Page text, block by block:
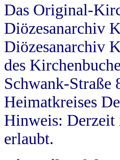
Das Original-
Diözesanarchiv
Diözesanarchiv
des
Schwank-Straße
Heimatkreises
Hinweis: Derzeit
erlaubt.